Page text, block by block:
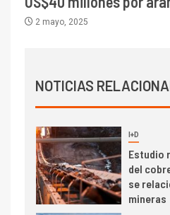
2 mayo, 2025
NOTICIAS
Central
de
5 I+D
Estudio
del
se
mineras